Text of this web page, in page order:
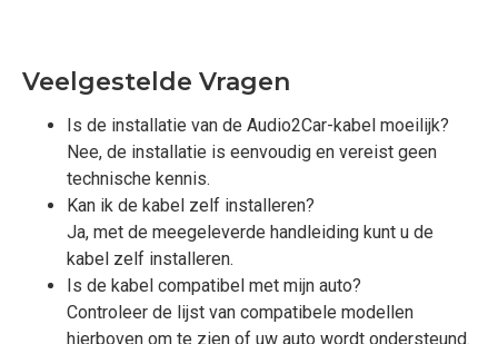
Veelgestelde Vragen
Is de installatie van de Audio2Car-kabel moeilijk?
Nee, de installatie is eenvoudig en vereist geen
technische kennis.
Kan ik de kabel zelf installeren?
Ja, met de meegeleverde handleiding kunt u de
kabel zelf installeren.
Is de kabel compatibel met mijn auto?
Controleer de lijst van compatibele modellen
hierboven om te zien of uw auto wordt ondersteund.